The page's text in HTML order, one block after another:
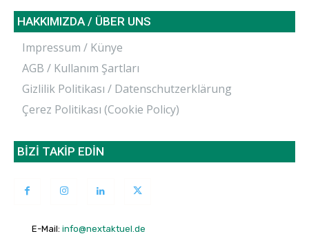
HAKKIMIZDA / ÜBER UNS
Impressum / Künye
AGB / Kullanım Şartları
Gizlilik Politikası / Datenschutzerklärung
Çerez Politikası (Cookie Policy)
BİZİ TAKİP EDİN
E-Mail: info@nextaktuel.de